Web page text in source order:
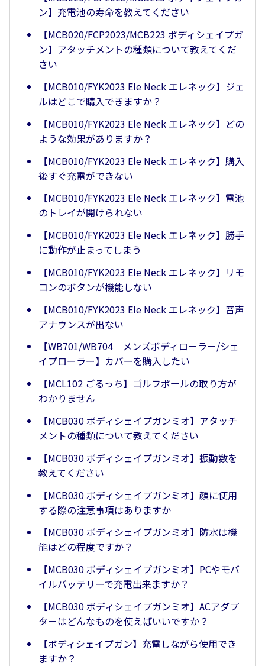
ン】充電池の寿命を教えてください
【MCB020/FCP2023/MCB223 ボディシェイプガ
ン】アタッチメントの種類について教えてくだ
さい
【MCB010/FYK2023 Ele Neck エレネック】ジェ
ルはどこで購入できますか？
【MCB010/FYK2023 Ele Neck エレネック】どの
ような効果がありますか？
【MCB010/FYK2023 Ele Neck エレネック】購入
後すぐ充電ができない
【MCB010/FYK2023 Ele Neck エレネック】電池
のトレイが開けられない
【MCB010/FYK2023 Ele Neck エレネック】勝手
に動作が止まってしまう
【MCB010/FYK2023 Ele Neck エレネック】リモ
コンのボタンが機能しない
【MCB010/FYK2023 Ele Neck エレネック】音声
アナウンスが出ない
【WB701/WB704 メンズボディローラー/シェ
イプローラー】カバーを購入したい
【MCL102 ごるっち】ゴルフボールの取り方が
わかりません
【MCB030 ボディシェイプガンミオ】アタッチ
メントの種類について教えてください
【MCB030 ボディシェイプガンミオ】振動数を
教えてください
【MCB030 ボディシェイプガンミオ】顔に使用
する際の注意事項はありますか
【MCB030 ボディシェイプガンミオ】防水は機
能はどの程度ですか？
【MCB030 ボディシェイプガンミオ】PCやモバ
イルバッテリーで充電出来ますか？
【MCB030 ボディシェイプガンミオ】ACアダプ
ターはどんなものを使えばいいですか？
【ボディシェイプガン】充電しながら使用でき
ますか？